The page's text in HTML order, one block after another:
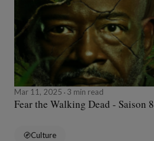
Mar 11, 2025 3 min read
Fear the Walking Dead - Saison 8
Culture